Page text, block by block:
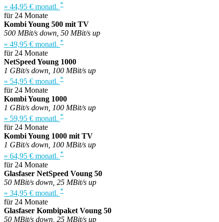
» 44,95 € monatl. *
für 24 Monate
Kombi Young 500 mit TV
500 MBit/s down, 50 MBit/s up
» 49,95 € monatl. *
für 24 Monate
NetSpeed Young 1000
1 GBit/s down, 100 MBit/s up
» 54,95 € monatl. *
für 24 Monate
Kombi Young 1000
1 GBit/s down, 100 MBit/s up
» 59,95 € monatl. *
für 24 Monate
Kombi Young 1000 mit TV
1 GBit/s down, 100 MBit/s up
» 64,95 € monatl. *
für 24 Monate
Glasfaser NetSpeed Voung 50
50 MBit/s down, 25 MBit/s up
» 34,95 € monatl. *
für 24 Monate
Glasfaser Kombipaket Voung 50
50 MBit/s down, 25 MBit/s up